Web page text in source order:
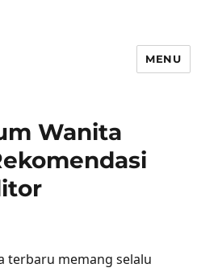
MENU
Wanita
terbaru memang selalu